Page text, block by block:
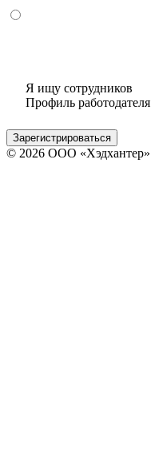
Я ищу сотрудников
Профиль работодателя
Зарегистрироваться
© 2026 ООО «Хэдхантер»